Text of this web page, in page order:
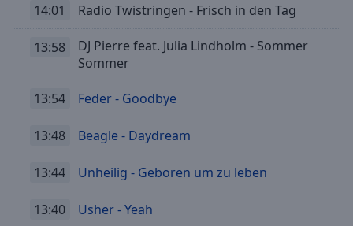
14:01 Radio Twistringen - Frisch in den Tag
13:58
DJ Pierre feat. Julia Lindholm - Sommer
Sommer
13:54 Feder - Goodbye
13:48 Beagle - Daydream
13:44 Unheilig - Geboren um zu leben
13:40 Usher - Yeah